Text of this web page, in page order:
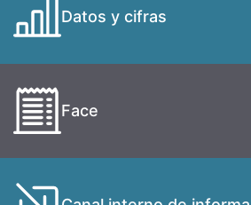
Datos y cifras
Face